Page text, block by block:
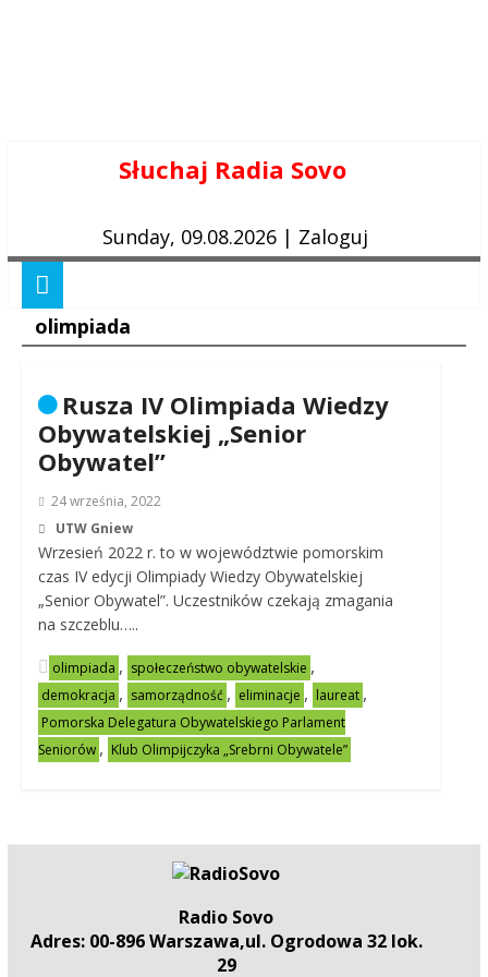
Słuchaj Radia Sovo
Sunday, 09.08.2026 | Zaloguj
olimpiada
Rusza IV Olimpiada Wiedzy
Obywatelskiej „Senior
Obywatel”
24 września, 2022
UTW Gniew
Wrzesień 2022 r. to w województwie pomorskim
czas IV edycji Olimpiady Wiedzy Obywatelskiej
„Senior Obywatel”. Uczestników czekają zmagania
na szczeblu…..
olimpiada , społeczeństwo obywatelskie ,
demokracja , samorządność , eliminacje , laureat ,
Pomorska Delegatura Obywatelskiego Parlament
Seniorów , Klub Olimpijczyka „Srebrni Obywatele”
Radio Sovo
Adres: 00-896 Warszawa,ul. Ogrodowa 32 lok.
29